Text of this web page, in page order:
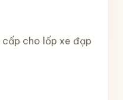
cấp cho lốp xe đạp